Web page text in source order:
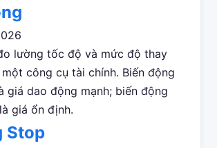
lường tốc độ và mức độ thay
công cụ tài chính. Biến động
giá dao động mạnh; biến động
giá ổn định.
Stop